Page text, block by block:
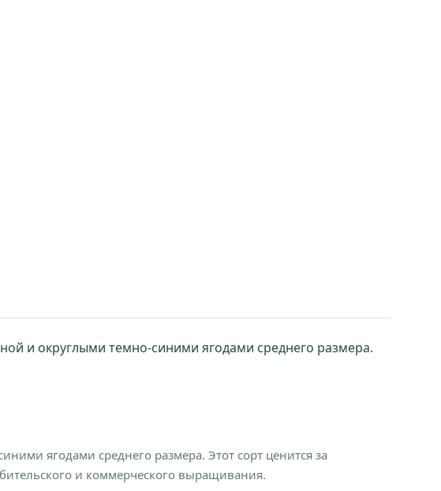
и округлыми темно-синими ягодами среднего размера.
ягодами среднего размера. Этот сорт ценится за
и коммерческого выращивания.